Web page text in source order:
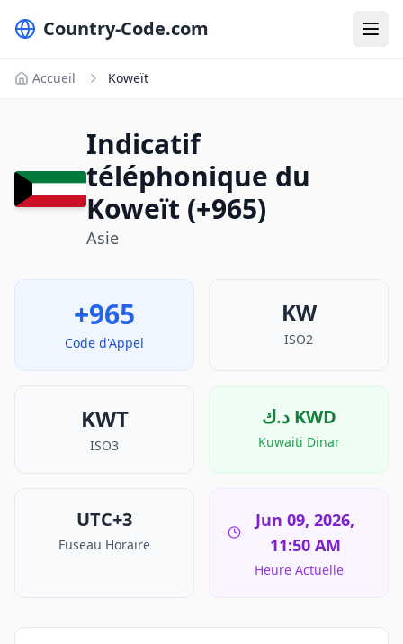
Country-Code.com
Accueil Koweït
Indicatif
téléphonique du
Koweït (+965)
Asie
+965
Code d'Appel
KW
ISO2
KWT
ISO3
د.ك KWD
Kuwaiti Dinar
UTC+3
Fuseau Horaire
Jun 09, 2026,
11:50 AM
Heure Actuelle